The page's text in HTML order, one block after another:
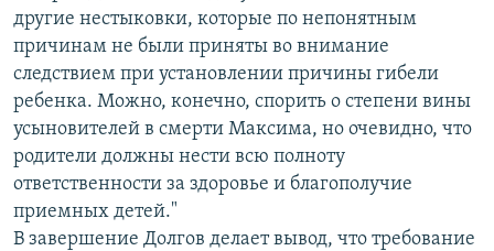
другие нестыковки, которые по непонятным
причинам не были приняты во внимание
следствием при установлении причины гибели
ребенка. Можно, конечно, спорить о степени вины
усыновителей в смерти Максима, но очевидно, что
родители должны нести всю полноту
ответственности за здоровье и благополучие
приемных детей."
В завершение Долгов делает вывод, что требование